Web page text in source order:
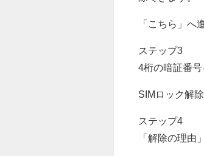
「こちら」へ
ステップ3
4桁の暗証番号
SIMロック解
ステップ4
「解除の理由